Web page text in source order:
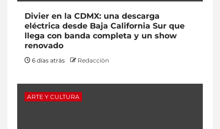
Divier en la CDMX: una descarga
eléctrica desde Baja California Sur que
llega con banda completa y un show
renovado
6 días atrás Redacciòn
ARTE Y CULTURA